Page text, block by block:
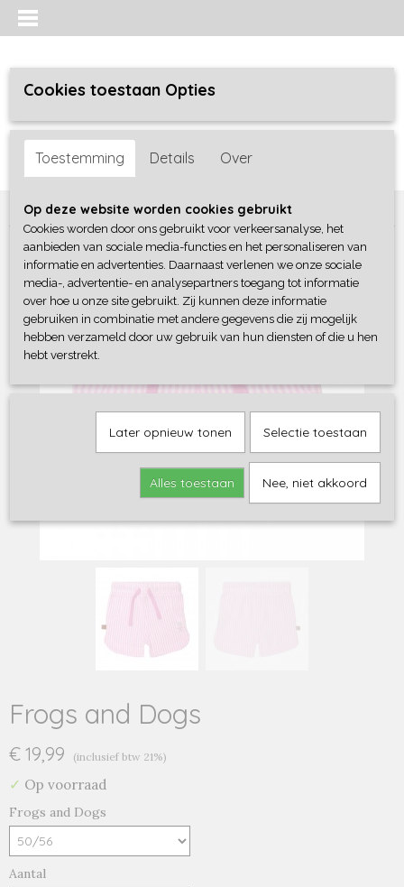
Inloggen Registreren
Home >Meisjes baby>broeken / leggings>Frogs and Dogs
Frogs and Dogs
€ 19,99 (inclusief btw 21%)
✓ Op voorraad
Frogs and Dogs
Aantal
Cookies toestaan Opties
Toestemming Details Over
Op deze website worden cookies gebruikt
Cookies worden door ons gebruikt voor verkeersanalyse, het
aanbieden van sociale media-functies en het personaliseren van
informatie en advertenties. Daarnaast verlenen we onze sociale
media-, advertentie- en analysepartners toegang tot informatie
over hoe u onze site gebruikt. Zij kunnen deze informatie
gebruiken in combinatie met andere gegevens die zij mogelijk
hebben verzameld door uw gebruik van hun diensten of die u hen
hebt verstrekt.
Later opnieuw tonen Selectie toestaan
Alles toestaan Nee, niet akkoord